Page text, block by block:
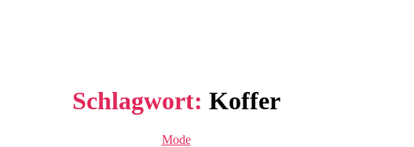
Schlagwort: Koffer
Kategorien
Mode